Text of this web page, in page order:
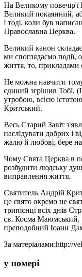
На Великому повечір'ї
Великий покаянний,
і тоді, коли був
Православна Церква.
Великий канон
ми споглядаємо події,
життя, то, прикладами
Не можна навчити
єдиний згрішив Тобі,
утробою, всією
Критський.
Весь Старий Завіт
наслідувати добрих і
жалю й любові, бере
Чому Свята Церква в
розбудити людську
виправлення життя.
Святитель Андрій
це свято окремо не
трипіснці всіх днів
св. Косма Маюмський,
преподобний Іоанн
За матеріалами:http://
у номері